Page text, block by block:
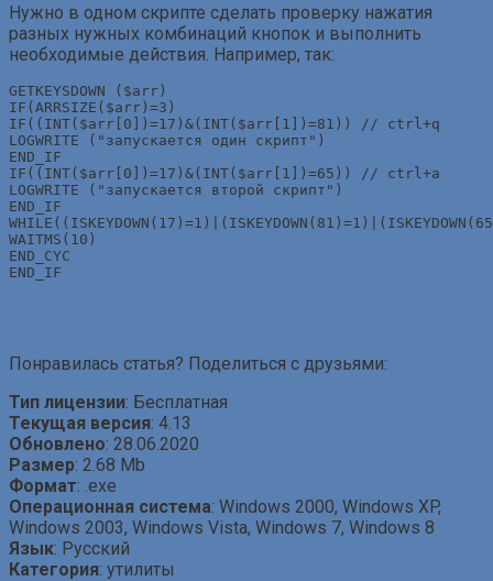
Нужно в одном скрипте сделать проверку нажатия
разных нужных комбинаций кнопок и выполнить
необходимые действия. Например, так:
GETKEYSDOWN ($arr)
IF(ARRSIZE($arr)=3)
IF((INT($arr[0])=17)&(INT($arr[1])=81)) // ctrl+q
LOGWRITE ("запускается один скрипт")
END_IF
IF((INT($arr[0])=17)&(INT($arr[1])=65)) // ctrl+a
LOGWRITE ("запускается второй скрипт")
END_IF
WAITMS(10)
END_CYC
Понравилась статья? Поделиться с друзьями:
Тип лицензии: Бесплатная
Текущая версия: 4.13
Обновлено: 28.06.2020
Размер: 2.68 Mb
Формат: .exe
Операционная система: Windows 2000, Windows XP,
Windows 2003, Windows Vista, Windows 7, Windows 8
Язык: Русский
Категория: утилиты